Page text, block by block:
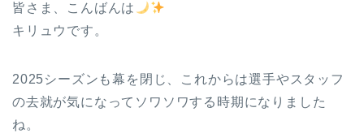
皆さま、こんばんは
キリュウです。
2025シーズンも幕を閉じ、これからは選手やスタッフ
の去就が気になってソワソワする時期になりました
ね。